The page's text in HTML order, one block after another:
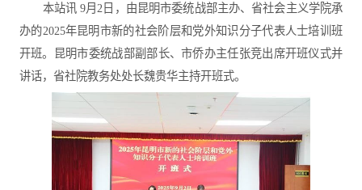
本站讯 9月2日，由昆明市委统战部主办、省社会主义学院承
办的2025年昆明市新的社会阶层和党外知识分子代表人士培训班
开班。昆明市委统战部副部长、市侨办主任张竞出席开班仪式并
讲话，省社院教务处处长魏贵华主持开班式。